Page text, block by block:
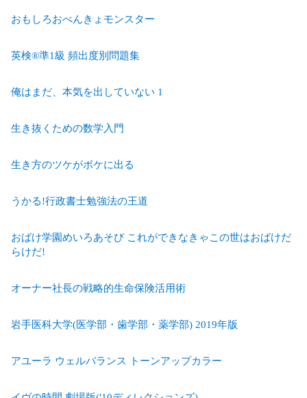
おもしろおべんきょモンスター
英検®準1級 頻出度別問題集
俺はまだ、本気を出していない 1
生き抜くための数学入門
生き方のツケがボケに出る
うかる!行政書士勉強法の王道
おばけ学園めいろあそび これができなきゃこの世はおばけだ
らけだ!
オーナー社長の戦略的生命保険活用術
岩手医科大学(医学部・歯学部・薬学部) 2019年版
アユーラ ウェルバランス トーンアップカラー